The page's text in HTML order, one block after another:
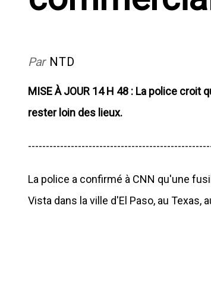
Par NTD
MISE À JOUR 14 H 48 : La police
rester loin des lieux.
La police a confirmé à CNN qu'une
Vista dans la ville d'El Paso, au Texas,